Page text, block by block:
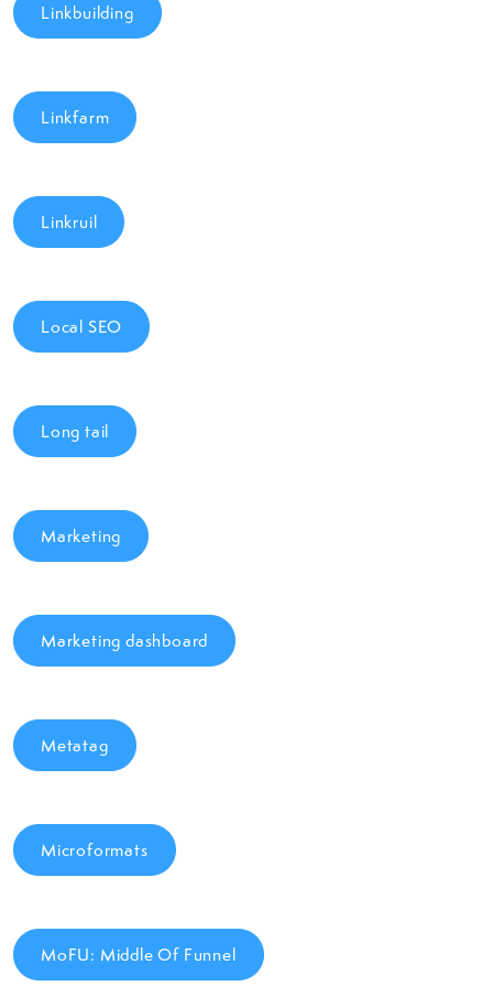
Linkbuilding
Linkfarm
Linkruil
Local SEO
Long tail
Marketing
Marketing dashboard
Metatag
Microformats
MoFU: Middle Of Funnel